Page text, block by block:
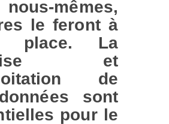
mêmes,
le feront à
place. La
et
de
sont
pour le